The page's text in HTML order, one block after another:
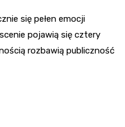
się pełen emocji
pojawią się cztery
rozbawią publiczność